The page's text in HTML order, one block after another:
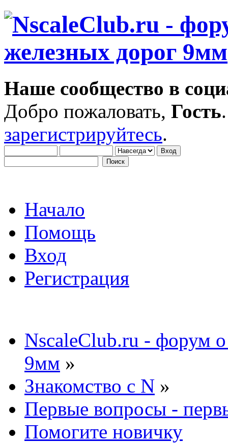
Наше сообщество в
Добро пожаловать, Гость
зарегистрируйтесь.
Начало
Помощь
Вход
Регистрация
NscaleClub.ru - форум
9мм »
Знакомство с N »
Первые вопросы -
Помогите новичку